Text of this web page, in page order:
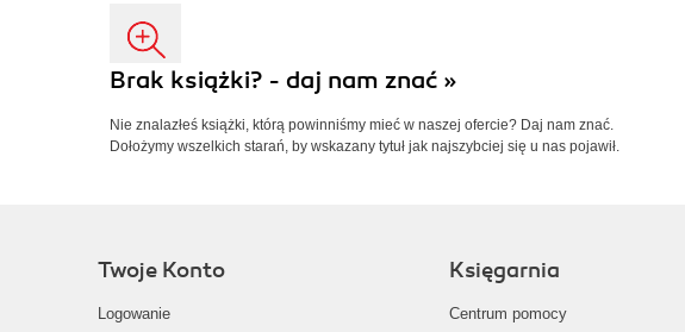
Brak książki? - daj nam znać »
Nie znalazłeś książki, którą powinniśmy mieć w naszej ofercie? Daj nam znać.
Dołożymy wszelkich starań, by wskazany tytuł jak najszybciej się u nas pojawił.
Twoje Konto
Logowanie
Księgarnia
Centrum pomocy